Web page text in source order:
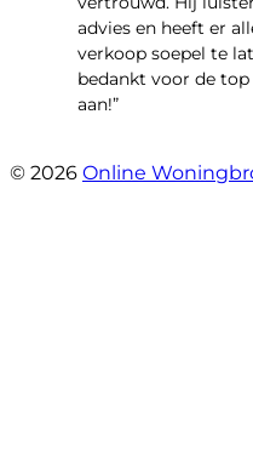
advies en heeft er
verkoop soepel te
bedankt voor de
aan!”
© 2026 Online